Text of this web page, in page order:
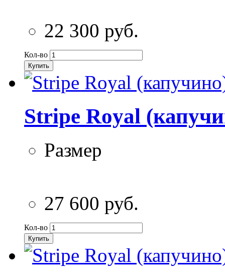
22 300 руб.
Кол-во
Купить
Stripe Royal
Размер
27 600 руб.
Кол-во
Купить